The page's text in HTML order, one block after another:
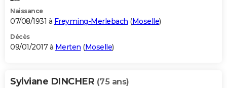
Naissance
07/08/1931 à Freyming-Merlebach (Moselle)
Décès
09/01/2017 à Merten (Moselle)
Sylviane DINCHER (75 ans)